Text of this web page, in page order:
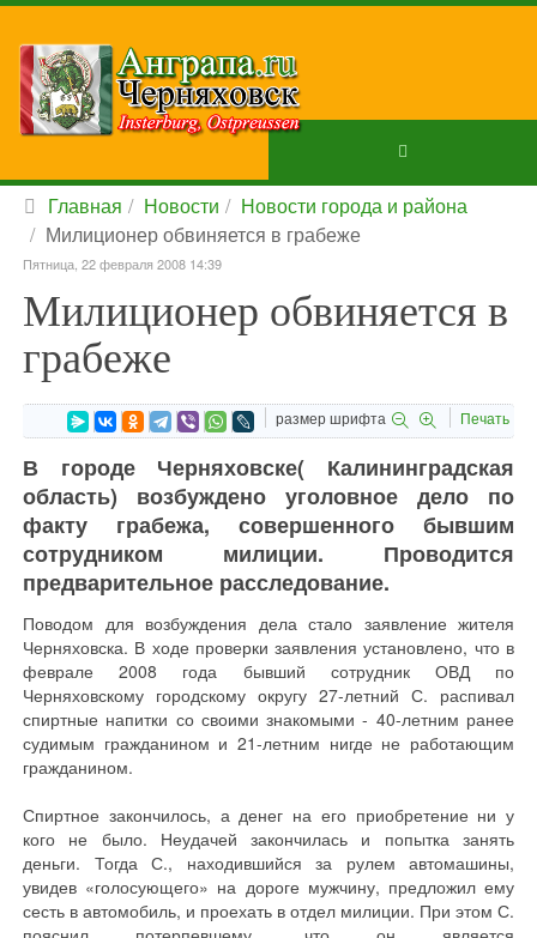
Главная Новости
Новости города и района
Милиционер обвиняется в грабеже
Пятница, 22 февраля 2008 14:39
Милиционер обвиняется в
грабеже
размер шрифта Печать
В городе Черняховске( Калининградская
область) возбуждено уголовное дело по
факту грабежа, совершенного бывшим
сотрудником милиции. Проводится
предварительное расследование.
Поводом для возбуждения дела стало заявление жителя
Черняховска. В ходе проверки заявления установлено, что в
феврале 2008 года бывший сотрудник ОВД по
Черняховскому городскому округу 27-летний С. распивал
спиртные напитки со своими знакомыми - 40-летним ранее
судимым гражданином и 21-летним нигде не работающим
гражданином.
Спиртное закончилось, а денег на его приобретение ни у
кого не было. Неудачей закончилась и попытка занять
деньги. Тогда С., находившийся за рулем автомашины,
увидев «голосующего» на дороге мужчину, предложил ему
сесть в автомобиль, и проехать в отдел милиции. При этом С.